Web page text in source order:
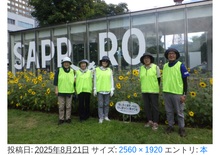
投稿日: 2025年8月21日 サイズ: 2560 × 1920 エントリ: 本